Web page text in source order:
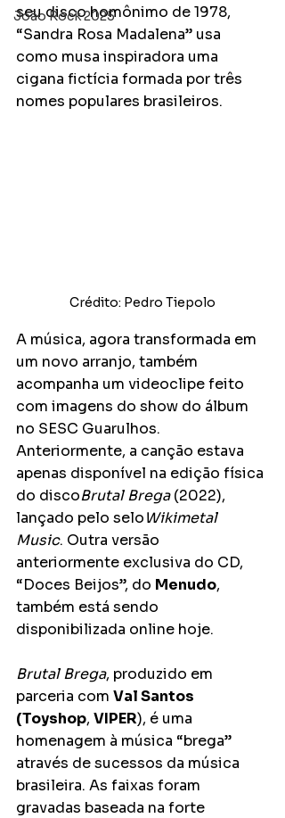
João Rock 2025
seu disco homônimo de 1978,
“Sandra Rosa Madalena” usa
como musa inspiradora uma
cigana fictícia formada por três
nomes populares brasileiros.
Crédito: Pedro Tiepolo
A música, agora transformada em
um novo arranjo, também
acompanha um videoclipe feito
com imagens do show do álbum
no SESC Guarulhos.
Anteriormente, a canção estava
apenas disponível na edição física
do discoBrutal Brega (2022),
lançado pelo seloWikimetal
Music. Outra versão
anteriormente exclusiva do CD,
“Doces Beijos”, do Menudo,
também está sendo
disponibilizada online hoje.
Brutal Brega, produzido em
parceria com Val Santos
(Toyshop, VIPER), é uma
homenagem à música “brega”
através de sucessos da música
brasileira. As faixas foram
gravadas baseada na forte